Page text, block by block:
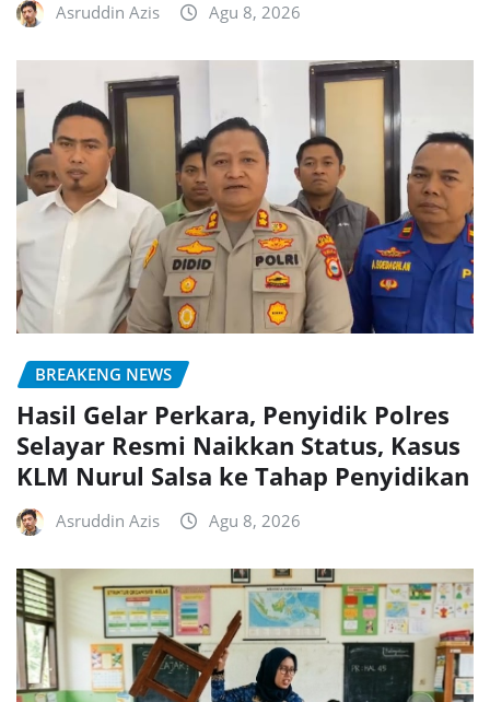
Asruddin Azis Agu 8, 2026
BREAKENG NEWS
Hasil Gelar Perkara, Penyidik Polres
Selayar Resmi Naikkan Status, Kasus
KLM Nurul Salsa ke Tahap Penyidikan
Asruddin Azis Agu 8, 2026